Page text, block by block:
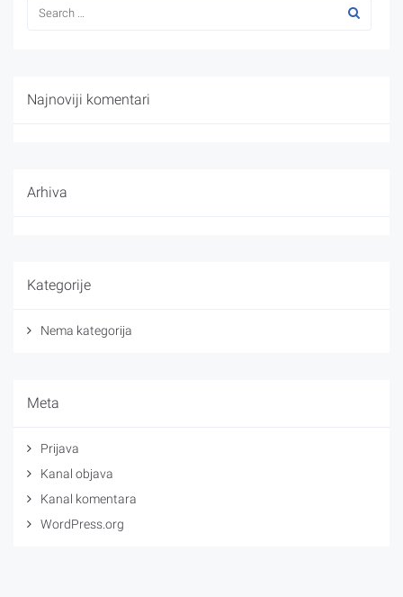
Najnoviji komentari
Arhiva
Kategorije
Nema kategorija
Meta
Prijava
Kanal objava
Kanal komentara
WordPress.org